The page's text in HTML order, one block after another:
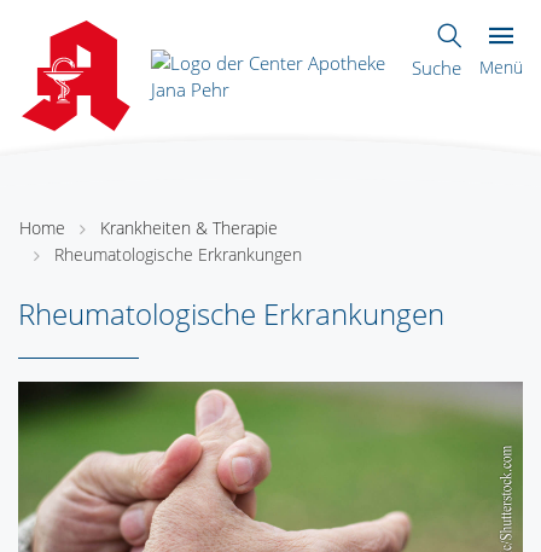
Suche Menü
Home
Krankheiten & Therapie
Rheumatologische Erkrankungen
Rheumatologische Erkrankungen